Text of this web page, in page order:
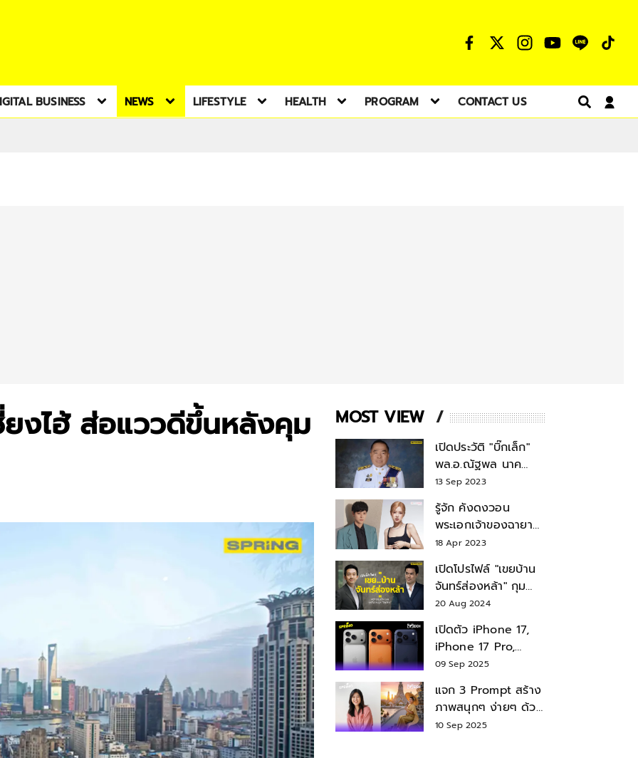
BUSINESS NEWS LIFESTYLE HEALTH PROGRAM CONTACT US
ยงไฮ้ ส่อแววดีขึ้นหลังคุม MOST VIEW
เปิดประวัติ "บิ๊กเล็ก"
พล.อ.ณัฐพล นาค
พาณิชย์ จากเลขาฯ
สมช.-เลขาฯ
รมว.กลาโหม
13 Sep 2023
รู้จัก คังดงวอน
พระเอกเจ้าของฉายา
สมบัติแห่งชาติ หลังมี
18 Apr 2023
เปิดโปรไฟล์ "เขยบ้าน
จันทร์ส่องหล้า" กุม
บังเหียนธุรกิจตระกูล
"ชินวัตร"
20 Aug 2024
เปิดตัว iPhone 17,
iPhone 17 Pro,
iPhone 17 Air สเปค
09 Sep 2025
แจก 3 Prompt สร้าง
ภาพสนุกๆ ง่ายๆ ด้วย
Nano Banana ใน
10 Sep 2025